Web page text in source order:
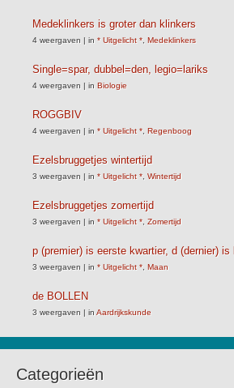
Medeklinkers is groter dan klinkers
4 weergaven | in * Uitgelicht * Medeklinkers
Single=spar, dubbel=den, legio=lariks
4 weergaven | in Biologie
ROGGBIV
4 weergaven | in * Uitgelicht * Regenboog
Ezelsbruggetjes wintertijd
3 weergaven | in * Uitgelicht * Wintertijd
Ezelsbruggetjes zomertijd
3 weergaven | in * Uitgelicht * Zomertijd
p (premier) is eerste kwartier, d (dernier)
3 weergaven | in * Uitgelicht * Maan
de BOLLEN
3 weergaven | in Aardrijkskunde
Categorieën